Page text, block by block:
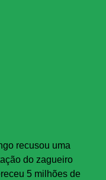
recusou uma
do zagueiro
5 milhões de